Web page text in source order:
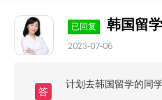
已回复 韩国留
2023-07-06
答
计划去韩国留学的同